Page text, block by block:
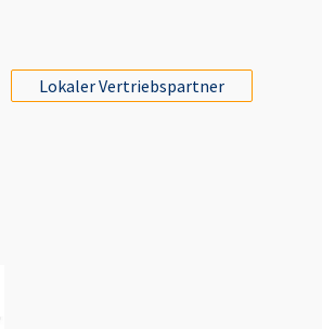
Lokaler Vertriebspartner